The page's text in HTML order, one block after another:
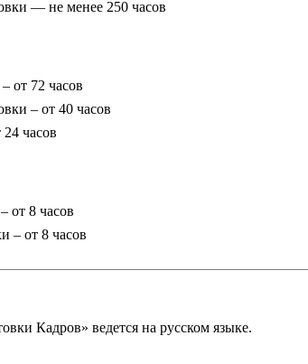
— не менее 250 часов
от 72 часов
– от 40 часов
часов
от 8 часов
– от 8 часов
Кадров» ведется на русском языке.